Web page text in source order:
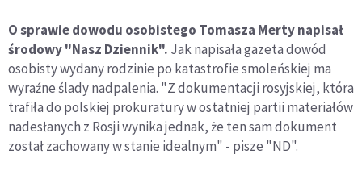
O sprawie dowodu osobistego Tomasza Merty napisał
środowy "Nasz Dziennik". Jak napisała gazeta dowód
osobisty wydany rodzinie po katastrofie smoleńskiej ma
wyraźne ślady nadpalenia. "Z dokumentacji rosyjskiej, która
trafiła do polskiej prokuratury w ostatniej partii materiałów
nadesłanych z Rosji wynika jednak, że ten sam dokument
został zachowany w stanie idealnym" - pisze "ND".